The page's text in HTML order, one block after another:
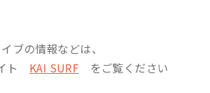
ブの情報などは、
ト KAI SURF をご覧ください